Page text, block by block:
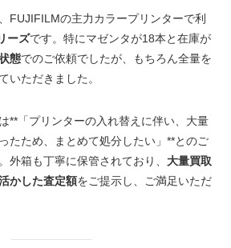
FUJIFILMの主力カラープリンターで利
ーズです。特にマゼンタが18本と在庫が
態でのご依頼でしたが、もちろん全量を
いただきました。
**「プリンターの入れ替えに伴い、大量
たため、まとめて処分したい」**とのご
外箱も丁寧に保管されており、 大量買取
かした査定額をご提示し、ご満足いただ